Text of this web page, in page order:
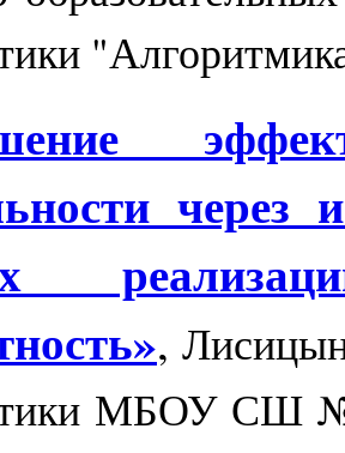
через
,
МБОУ СШ №